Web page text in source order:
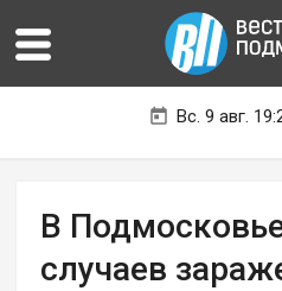
Вс. 9 авг.
В
случаев